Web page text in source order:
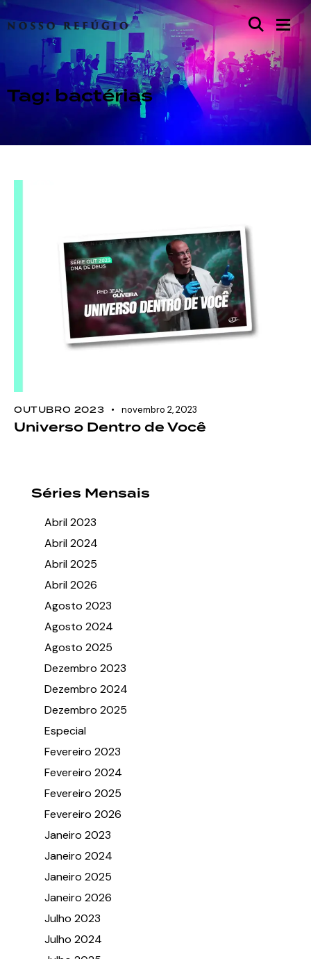
Tag: bactérias
OUTUBRO 2023 novembro 2, 2023
Universo Dentro de Você
Séries Mensais
Abril 2023
Abril 2024
Abril 2025
Abril 2026
Agosto 2023
Agosto 2024
Agosto 2025
Dezembro 2023
Dezembro 2024
Dezembro 2025
Especial
Fevereiro 2023
Fevereiro 2024
Fevereiro 2025
Fevereiro 2026
Janeiro 2023
Janeiro 2024
Janeiro 2025
Janeiro 2026
Julho 2023
Julho 2024